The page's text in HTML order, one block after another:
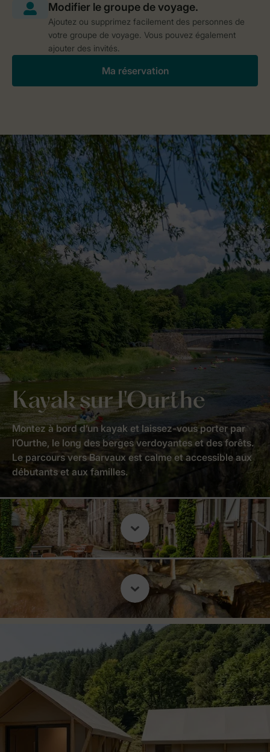
Ajoutez ou supprimez facilement des personnes de
votre groupe de voyage. Vous pouvez également
ajouter des invités.
Ma réservation
Kayak sur l'Ourthe
Montez à bord d’un kayak et laissez-vous porter par
l’Ourthe, le long des berges verdoyantes et des forêts.
Le parcours vers Barvaux est calme et accessible aux
débutants et aux familles.